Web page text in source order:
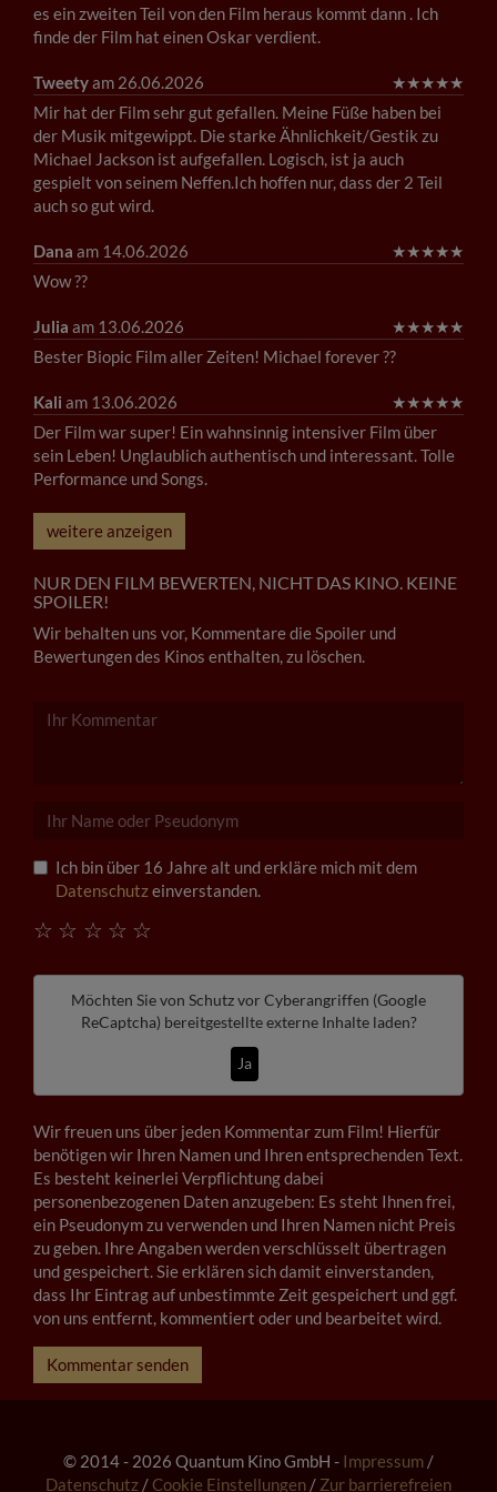
es ein zweiten Teil von den Film heraus kommt dann . Ich
finde der Film hat einen Oskar verdient.
Tweetyam 26.06.2026 ★★★★★
Mir hat der Film sehr gut gefallen. Meine Füße haben bei
der Musik mitgewippt. Die starke Ähnlichkeit/Gestik zu
Michael Jackson ist aufgefallen. Logisch, ist ja auch
gespielt von seinem Neffen.Ich hoffen nur, dass der 2 Teil
auch so gut wird.
Dana am 14.06.2026 ★★★★★
Wow ??
Julia am 13.06.2026 ★★★★★
Bester Biopic Film aller Zeiten! Michael forever ??
Kali am 13.06.2026 ★★★★★
Der Film war super! Ein wahnsinnig intensiver Film über
sein Leben! Unglaublich authentisch und interessant. Tolle
Performance und Songs.
weitere anzeigen
NUR DEN FILM BEWERTEN, NICHT DAS KINO. KEINE
SPOILER!
Wir behalten uns vor, Kommentare die Spoiler und
Bewertungen des Kinos enthalten, zu löschen.
Ich bin über 16 Jahre alt und erkläre mich mit dem
Datenschutzeinverstanden.
☆
☆
☆
☆
☆
Möchten Sie von Schutz vor Cyberangriffen (Google
ReCaptcha) bereitgestellte externe Inhalte laden?
Ja
Wir freuen uns über jeden Kommentar zum Film! Hierfür
benötigen wir Ihren Namen und Ihren entsprechenden Text.
Es besteht keinerlei Verpflichtung dabei
personenbezogenen Daten anzugeben: Es steht Ihnen frei,
ein Pseudonym zu verwenden und Ihren Namen nicht Preis
zu geben. Ihre Angaben werden verschlüsselt übertragen
und gespeichert. Sie erklären sich damit einverstanden,
dass Ihr Eintrag auf unbestimmte Zeit gespeichert und ggf.
von uns entfernt, kommentiert oder und bearbeitet wird.
Kommentar senden
© 2014 - 2026 Quantum Kino GmbH - Impressum /
Datenschutz / Cookie Einstellungen / Zur barrierefreien